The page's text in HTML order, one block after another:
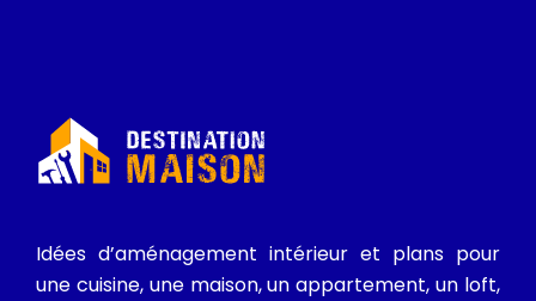
Idées d’aménagement intérieur et plans pour
une cuisine, une maison, un appartement, un loft,